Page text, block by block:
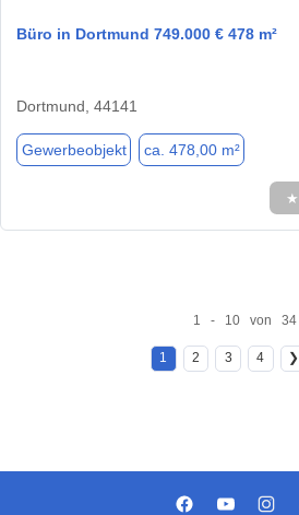
Büro in Dortmund 749.000 € 478 m²
Dortmund, 44141
Gewerbeobjekt ca. 478,00 m²
★
1 - 10 von 34
1 2 3 4 ❯